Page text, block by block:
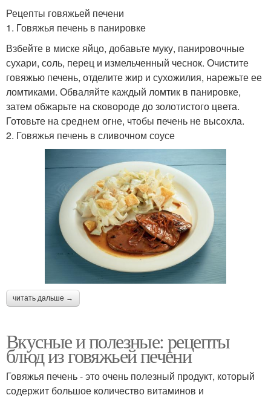
Рецепты говяжьей печени
1. Говяжья печень в панировке
Взбейте в миске яйцо, добавьте муку, панировочные
сухари, соль, перец и измельченный чеснок. Очистите
говяжью печень, отделите жир и сухожилия, нарежьте ее
ломтиками. Обваляйте каждый ломтик в панировке,
затем обжарьте на сковороде до золотистого цвета.
Готовьте на среднем огне, чтобы печень не высохла.
2. Говяжья печень в сливочном соусе
читать дальше →
Вкусные и полезные: рецепты
блюд из говяжьей печени
Говяжья печень - это очень полезный продукт, который
содержит большое количество витаминов и